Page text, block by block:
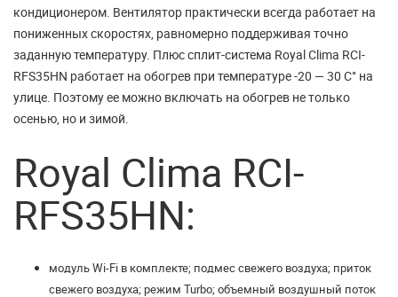
кондиционером. Вентилятор практически всегда работает на
пониженных скоростях, равномерно поддерживая точно
заданную температуру. Плюс сплит-система Royal Clima RCI-
RFS35HN работает на обогрев при температуре -20 — 30 С° на
улице. Поэтому ее можно включать на обогрев не только
осенью, но и зимой.
Royal Clima RCI-
RFS35HN:
модуль Wi-Fi в комплекте; подмес свежего воздуха; приток
свежего воздуха; режим Turbo; объемный воздушный поток